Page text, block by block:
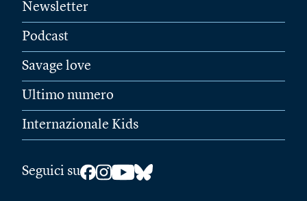
Newsletter
Podcast
Savage love
Ultimo numero
Internazionale Kids
Seguici su